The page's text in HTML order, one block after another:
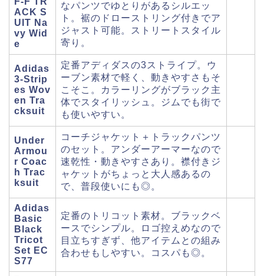
ACK S
UIT Na
vy Wid
e
なパンツでゆとりがあるシルエッ
ト。裾のドローストリング付きでア
ジャスト可能。ストリートスタイル
寄り。
Adidas
3‑Strip
es Wov
en Tra
cksuit
定番アディダスの3ストライプ。ウ
ーブン素材で軽く、動きやすさもそ
こそこ。カラーリングがブラック主
体でスタイリッシュ。ジムでも街で
も使いやすい。
Under
Armou
r Coac
h Trac
ksuit
コーチジャケット＋トラックパンツ
のセット。アンダーアーマーなので
速乾性・動きやすさあり。襟付きジ
ャケットがちょっと大人感あるの
で、普段使いにも◎。
Adidas
Basic
Black
Tricot
Set EC
S77
定番のトリコット素材。ブラックベ
ースでシンプル。ロゴ控えめなので
目立ちすぎず、他アイテムとの組み
合わせもしやすい。コスパも◎。